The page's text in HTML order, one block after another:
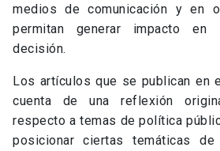
medios de comunicación y en
permitan generar impacto en
decisión.
Los artículos que se publican en
cuenta de una reflexión
respecto a temas de política
posicionar ciertas temáticas